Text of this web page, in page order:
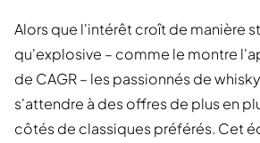
Alors que l'intérêt croît de manière
qu'explosive – comme le montre
de CAGR – les passionnés de
s'attendre à des offres de plus en
côtés de classiques préférés. Cet